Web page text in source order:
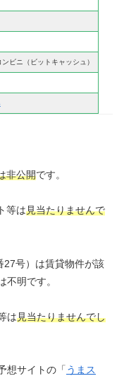
ビニ（ビットキャッシュ）
非公開です。
等は見当たりませんで
27号）は賃貸物件が該
明です。
は見当たりませんでし
想サイトの「 うまス